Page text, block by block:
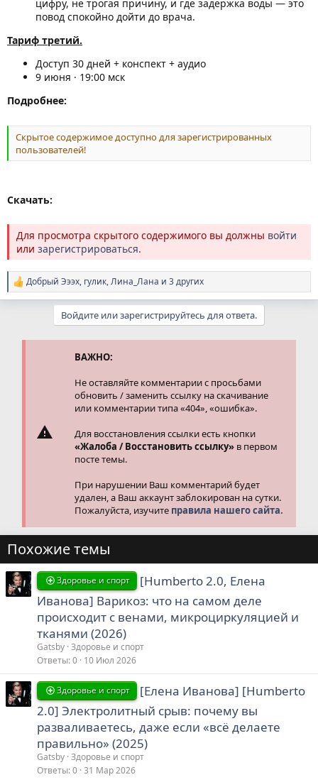
цифру, не трогая причину, и где задержка воды — это
повод спокойно дойти до врача.
Тариф третий.
Доступ 30 дней + конспект + аудио
9 июня · 19:00 мск
Подробнее:
Скрытое содержимое доступно для зарегистрированных
пользователей!
Скачать:
Для просмотра скрытого содержимого вы должны войти
или зарегистрироваться.
Р
е
Добрый Эээх, гулик,Лина_Лана и 3 других
Войдите или зарегистрируйтесь для ответа.
ВАЖНО:
Не оставляйте комментарии с просьбами
обновить / заменить ссылку на скачивание
или комментарии типа «404», «ошибка».
Для восстановления ссылки есть кнопки
«Жалоба / Восстановить ссылку» в первом
посте темы.
При нарушении Ваш комментарий будет
удален, а Ваш аккаунт заблокирован на сутки.
Пожалуйста, изучите правила нашего сайта.
Похожие темы
Здоровье и спорт
[Humberto 2.0, Елена
Иванова] Варикоз: что на самом деле
происходит с венами, микроциркуляцией и
тканями (2026)
Gatsby Здоровье и спорт
Ответы 0 10 Июл 2026
Здоровье и спорт
[Елена Иванова] [Humberto
2.0] Электролитный срыв: почему вы
разваливаетесь, даже если «всё делаете
правильно» (2025)
Gatsby Здоровье и спорт
Ответы 0 31 Мар 2026